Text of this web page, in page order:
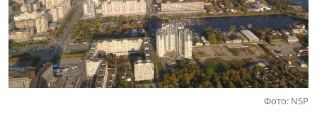
Фото: NSP